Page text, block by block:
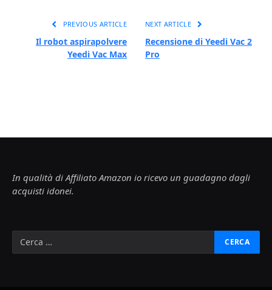
PREVIOUS ARTICLE
Il robot aspirapolvere
Yeedi Vac Max
NEXT ARTICLE
Recensione di Yeedi Vac 2
Pro
In qualità di Affiliato Amazon io ricevo un guadagno dagli
acquisti idonei.